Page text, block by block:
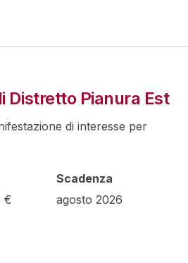
Distretto Pianura Est
di interesse per
Scadenza
€ agosto 2026